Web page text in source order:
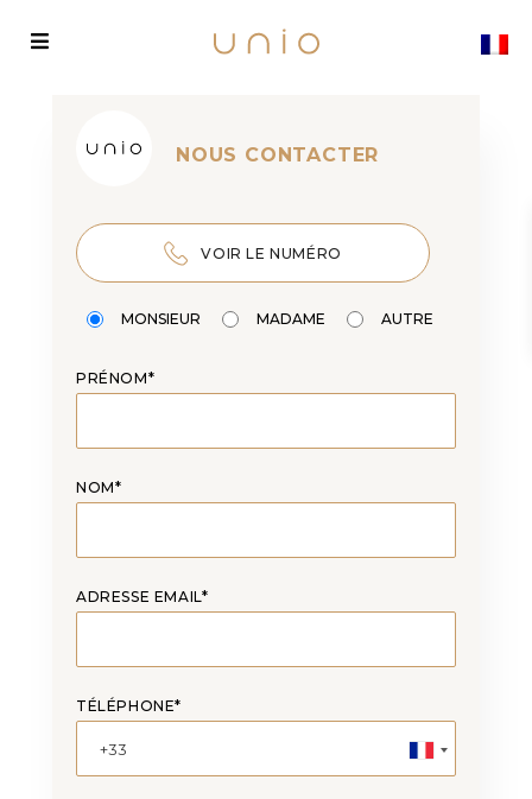
NOUS CONTACTER
VOIR LE NUMÉRO
MONSIEUR MADAME AUTRE
PRÉNOM*
NOM*
ADRESSE EMAIL*
TÉLÉPHONE*